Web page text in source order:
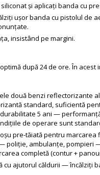
și aplicați banda cu
ușor banda cu pistolul de
insistând pe margini.
după 24 de ore. În
două benzi reflectorizante
standard, suficientă
5 ani —
de operare sunt
pre-tăiată pentru
poliție, ambulanțe, pompieri
completă (contur +
cu ajutorul căldurii — încălziți